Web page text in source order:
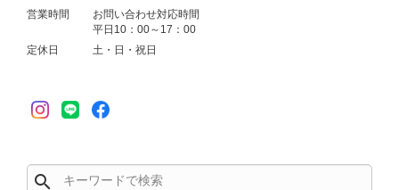
営業時間
お問い合わせ対応時間
平日10：00～17：00
定休日
土・日・祝日
search